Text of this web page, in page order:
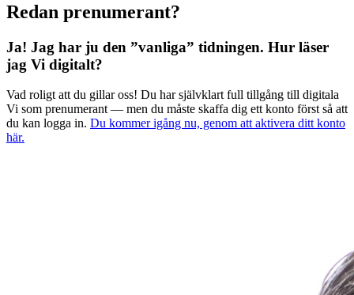
Redan prenumerant?
Ja! Jag har ju den ”vanliga” tidningen. Hur läser
jag Vi digitalt?
Vad roligt att du gillar oss! Du har självklart full tillgång till digitala
Vi som prenumerant — men du måste skaffa dig ett konto först så att
du kan logga in. Du kommer igång nu, genom att aktivera ditt konto
här.